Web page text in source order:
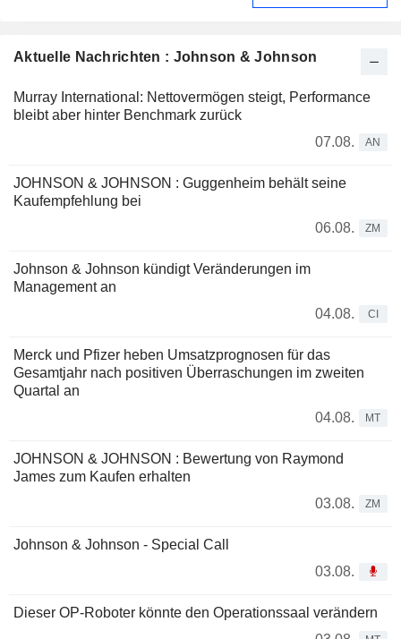
Aktuelle Nachrichten : Johnson & Johnson
Murray International: Nettovermögen steigt, Performance
bleibt aber hinter Benchmark zurück
07.08.
AN
JOHNSON & JOHNSON : Guggenheim behält seine
Kaufempfehlung bei
06.08.
ZM
Johnson & Johnson kündigt Veränderungen im
Management an
04.08.
CI
Merck und Pfizer heben Umsatzprognosen für das
Gesamtjahr nach positiven Überraschungen im zweiten
Quartal an
04.08.
MT
JOHNSON & JOHNSON : Bewertung von Raymond
James zum Kaufen erhalten
03.08.
ZM
Johnson & Johnson - Special Call
03.08.
Dieser OP-Roboter könnte den Operationssaal verändern